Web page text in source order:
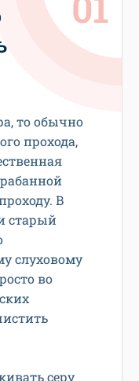
то обычно
прохода,
В
старый
слуховому
во
серу